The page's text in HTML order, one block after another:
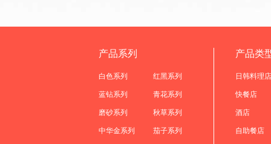
产品系列
白色系列 红黑系列
蓝钻系列 青花系列
磨砂系列 秋草系列
中华金系列 茄子系列
产品类
日韩料理店
快餐店
酒店
自助餐店